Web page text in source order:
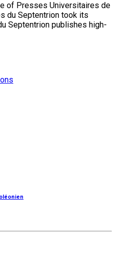
of Presses Universitaires de
du Septentrion took its
Septentrion publishes high-